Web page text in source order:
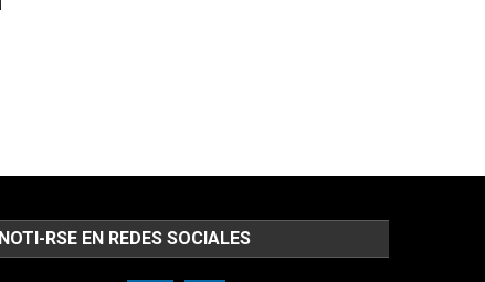
NOTI-RSE EN REDES SOCIALES